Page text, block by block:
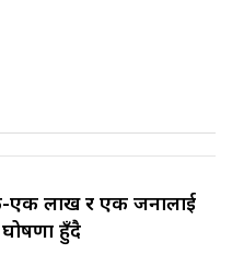
एक लाख र एक जनालाई
हुँदै